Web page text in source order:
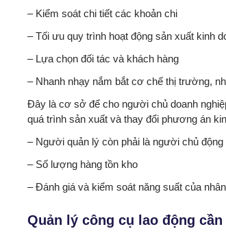
– Kiểm soát chi tiết các khoản chi
– Tối ưu quy trình hoạt động sản xuất kinh
– Lựa chọn đối tác và khách hàng
– Nhanh nhạy nắm bắt cơ chế thị trường,
Đây là cơ sở để cho người chủ doanh
quá trình sản xuất và thay đổi phương án
– Người quản lý còn phải là người chủ
– Số lượng hàng tồn kho
– Đánh giá và kiểm soát năng suất của
Quản lý công cụ lao động